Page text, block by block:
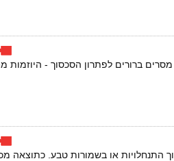
ברורים לפתרון הסכסוך - היוזמות
או בשמורות טבע. כתוצאה